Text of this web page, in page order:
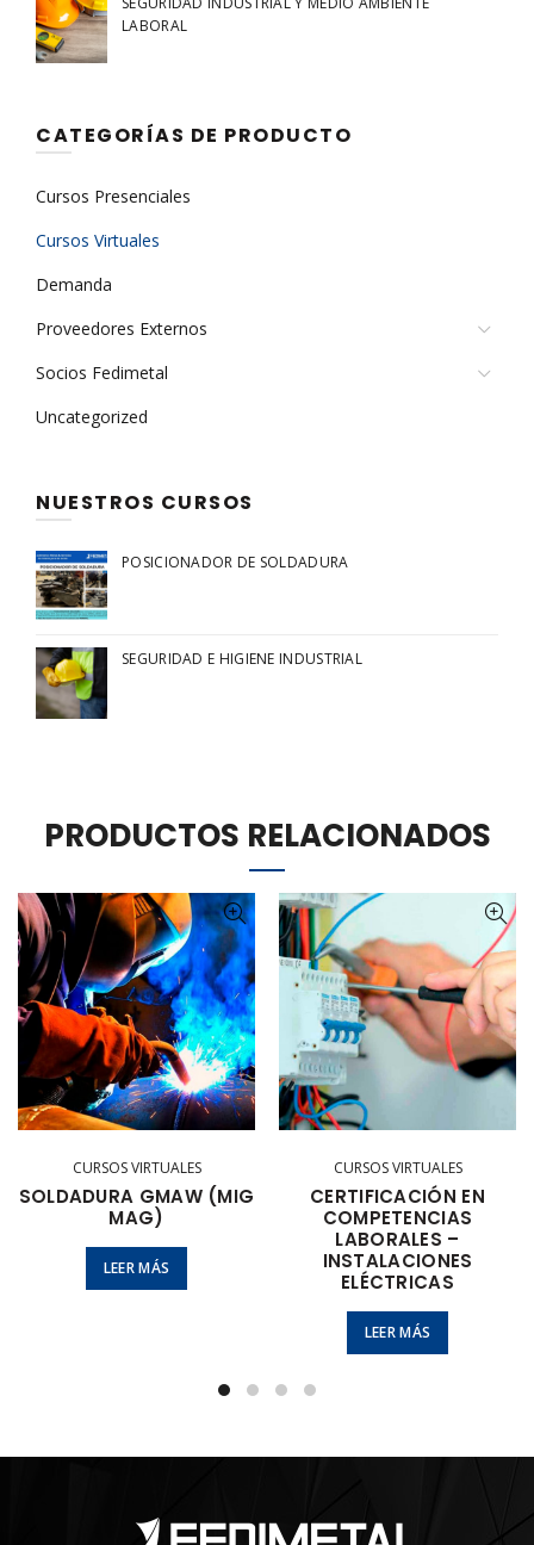
LABORAL
CATEGORÍAS DE PRODUCTO
Cursos Presenciales
Cursos Virtuales
Demanda
Proveedores Externos
Socios Fedimetal
Uncategorized
NUESTROS CURSOS
POSICIONADOR DE SOLDADURA
SEGURIDAD E HIGIENE INDUSTRIAL
PRODUCTOS RELACIONADOS
CURSOS VIRTUALES
SOLDADURA GMAW (MIG
MAG)
LEER MÁS
CURSOS VIRTUALES
CERTIFICACIÓN EN
COMPETENCIAS
LABORALES –
INSTALACIONES
ELÉCTRICAS
LEER MÁS